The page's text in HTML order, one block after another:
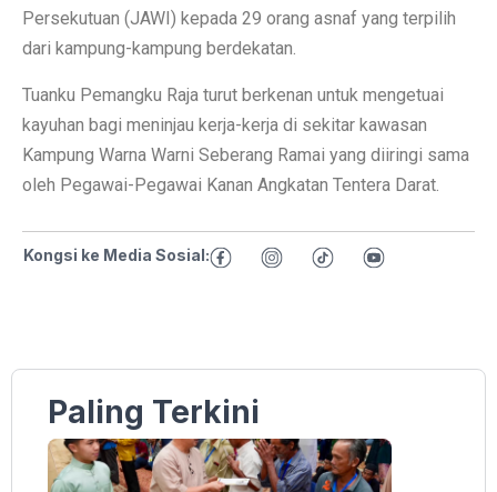
Persekutuan (JAWI) kepada 29 orang asnaf yang terpilih
dari kampung-kampung berdekatan.
Tuanku Pemangku Raja turut berkenan untuk mengetuai
kayuhan bagi meninjau kerja-kerja di sekitar kawasan
Kampung Warna Warni Seberang Ramai yang diiringi sama
oleh Pegawai-Pegawai Kanan Angkatan Tentera Darat.
Kongsi ke Media Sosial:
Paling Terkini